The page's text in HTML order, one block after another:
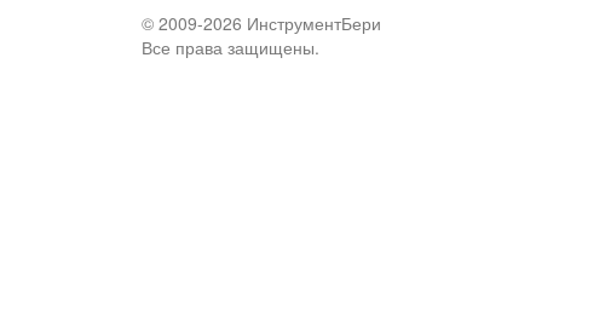
© 2009-2026 ИнструментБери
Все права защищены.